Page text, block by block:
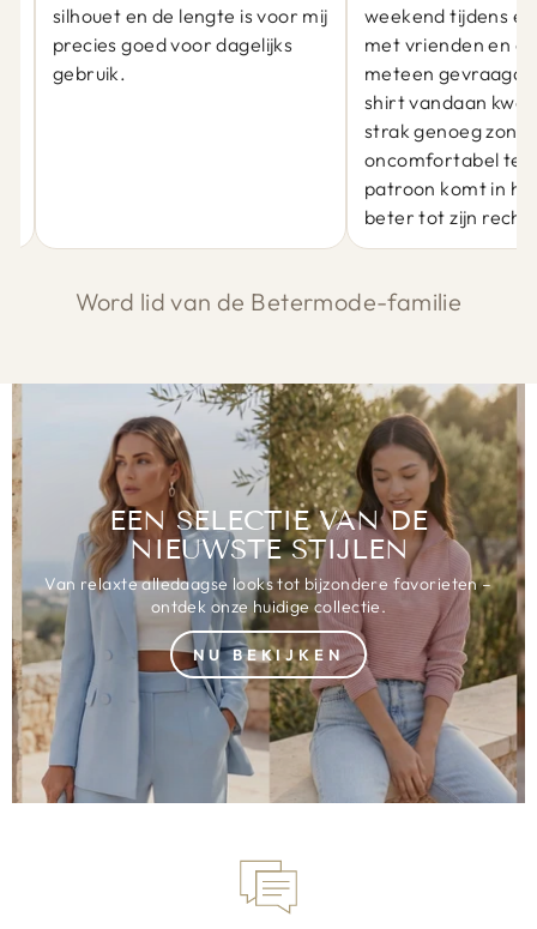
silhouet en de lengte is voor mij
precies goed voor dagelijks
gebruik.
weekend tijdens
met vrienden en
meteen gevraagd
shirt vandaan
strak genoeg
oncomfortabel te
patroon komt in
beter tot zijn recht.
Word lid van de Betermode-familie
EEN SELECTIE VAN DE
NIEUWSTE STIJLEN
Van relaxte alledaagse looks tot bijzondere favorieten –
ontdek onze huidige collectie.
NU BEKIJKEN